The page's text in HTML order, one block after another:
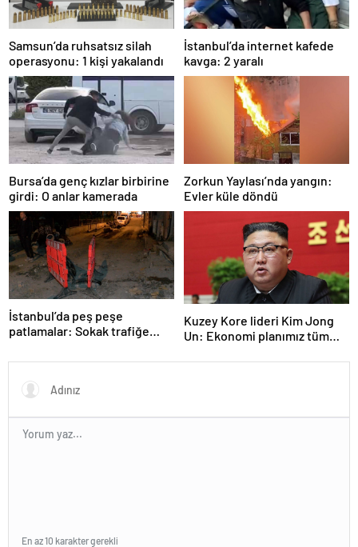
Samsun’da ruhsatsız silah
operasyonu: 1 kişi yakalandı
İstanbul’da internet kafede
kavga: 2 yaralı
Bursa’da genç kızlar birbirine
girdi: O anlar kamerada
Zorkun Yaylası’nda yangın:
Evler küle döndü
İstanbul’da peş peşe
patlamalar: Sokak trafiğe
Kuzey Kore lideri Kim Jong
Un: Ekonomi planımız tüm
En az 10 karakter gerekli